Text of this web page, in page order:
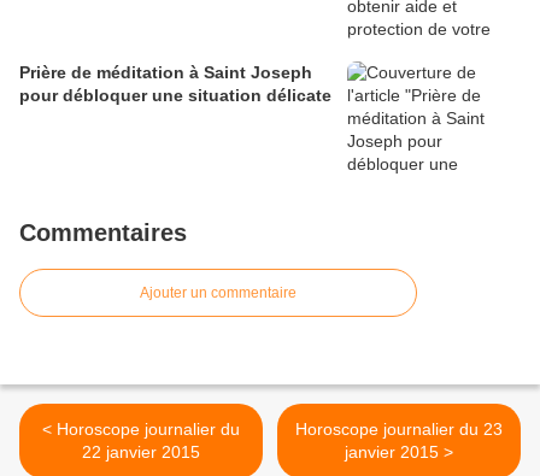
Prière de méditation à Saint Joseph
pour débloquer une situation délicate
Commentaires
Ajouter un commentaire
< Horoscope journalier du
22 janvier 2015
Horoscope journalier du 23
janvier 2015 >